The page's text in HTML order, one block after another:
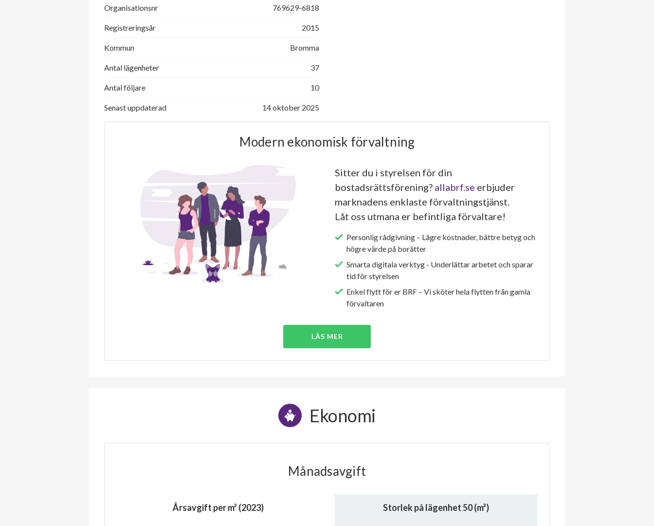
Organisationsnr 769629-6818
Registreringsår 2015
Kommun Bromma
Antal lägenheter 37
Antal följare 10
Senast uppdaterad 14 oktober 2025
Modern ekonomisk förvaltning
Sitter du i styrelsen för din
bostadsrättsförening? allabrf.se erbjuder
marknadens enklaste förvaltningstjänst.
Låt oss utmana er befintliga förvaltare!
Personlig rådgivning – Lägre kostnader, bättre betyg och
högre värde på borätter
Smarta digitala verktyg - Underlättar arbetet och sparar
tid för styrelsen
Enkel flytt för er BRF – Vi sköter hela flytten från gamla
förvaltaren
LÄS MER
Ekonomi
Månadsavgift
Årsavgift per m² (2023) Storlek på lägenhet50(m²)